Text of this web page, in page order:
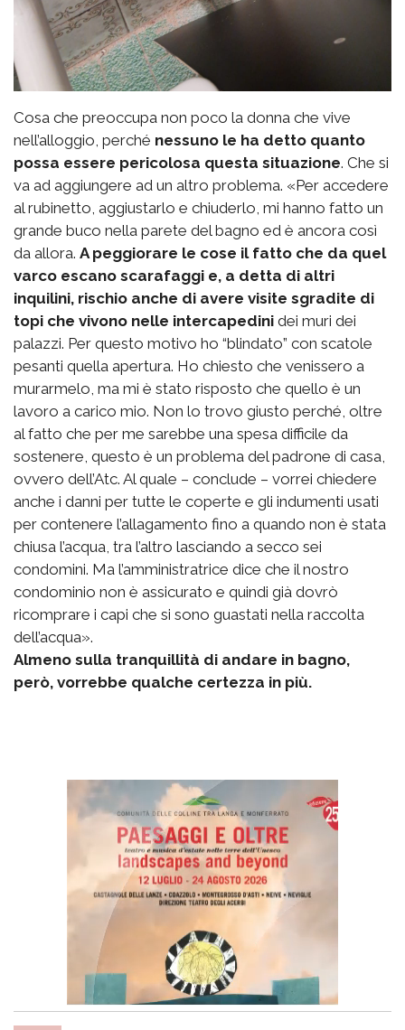
Cosa che preoccupa non poco la donna che vive
nell’alloggio, perché nessuno le ha detto quanto
possa essere pericolosa questa situazione. Che si
va ad aggiungere ad un altro problema. «Per accedere
al rubinetto, aggiustarlo e chiuderlo, mi hanno fatto un
grande buco nella parete del bagno ed è ancora così
da allora. A peggiorare le cose il fatto che da quel
varco escano scarafaggi e, a detta di altri
inquilini, rischio anche di avere visite sgradite di
topi che vivono nelle intercapedini dei muri dei
palazzi. Per questo motivo ho “blindato” con scatole
pesanti quella apertura. Ho chiesto che venissero a
murarmelo, ma mi è stato risposto che quello è un
lavoro a carico mio. Non lo trovo giusto perché, oltre
al fatto che per me sarebbe una spesa difficile da
sostenere, questo è un problema del padrone di casa,
ovvero dell’Atc. Al quale – conclude – vorrei chiedere
anche i danni per tutte le coperte e gli indumenti usati
per contenere l’allagamento fino a quando non è stata
chiusa l’acqua, tra l’altro lasciando a secco sei
condomini. Ma l’amministratrice dice che il nostro
condominio non è assicurato e quindi già dovrò
ricomprare i capi che si sono guastati nella raccolta
dell’acqua».
Almeno sulla tranquillità di andare in bagno,
però, vorrebbe qualche certezza in più.